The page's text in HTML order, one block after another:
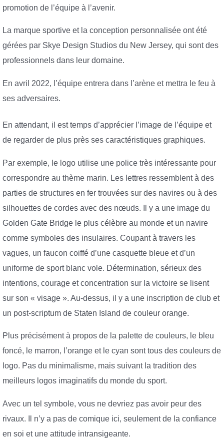
promotion de l’équipe à l’avenir.
La marque sportive et la conception personnalisée ont été
gérées par Skye Design Studios du New Jersey, qui sont des
professionnels dans leur domaine.
En avril 2022, l’équipe entrera dans l’arène et mettra le feu à
ses adversaires.
En attendant, il est temps d’apprécier l’image de l’équipe et
de regarder de plus près ses caractéristiques graphiques.
Par exemple, le logo utilise une police très intéressante pour
correspondre au thème marin. Les lettres ressemblent à des
parties de structures en fer trouvées sur des navires ou à des
silhouettes de cordes avec des nœuds. Il y a une image du
Golden Gate Bridge le plus célèbre au monde et un navire
comme symboles des insulaires. Coupant à travers les
vagues, un faucon coiffé d’une casquette bleue et d’un
uniforme de sport blanc vole. Détermination, sérieux des
intentions, courage et concentration sur la victoire se lisent
sur son « visage ». Au-dessus, il y a une inscription de club et
un post-scriptum de Staten Island de couleur orange.
Plus précisément à propos de la palette de couleurs, le bleu
foncé, le marron, l’orange et le cyan sont tous des couleurs de
logo. Pas du minimalisme, mais suivant la tradition des
meilleurs logos imaginatifs du monde du sport.
Avec un tel symbole, vous ne devriez pas avoir peur des
rivaux. Il n’y a pas de comique ici, seulement de la confiance
en soi et une attitude intransigeante.